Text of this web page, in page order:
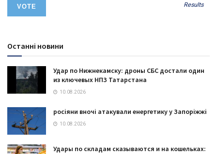
Results
Останні новини
Удар по Нижнекамску: дроны СБС достали один
из ключевых НПЗ Татарстана
10.08.2026
росіяни вночі атакували енергетику у Запоріжжі
10.08.2026
Удары по складам сказываются и на кошельках: